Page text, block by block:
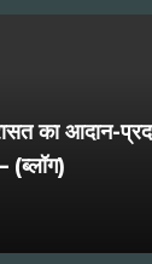
का आदान-
(ब्लॉग)